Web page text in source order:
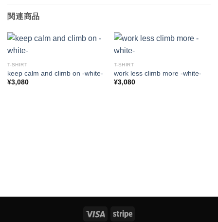
関連商品
T-SHIRT
keep calm and climb on -white-
¥3,080
T-SHIRT
work less climb more -white-
¥3,080